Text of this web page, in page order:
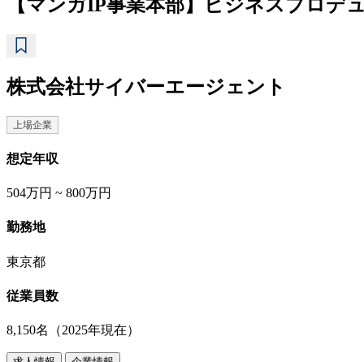
【マンガIP事業本部】ビジネスプロデ
株式会社サイバーエージェント
上場企業
想定年収
504万円 ~ 800万円
勤務地
東京都
従業員数
8,150名（2025年現在）